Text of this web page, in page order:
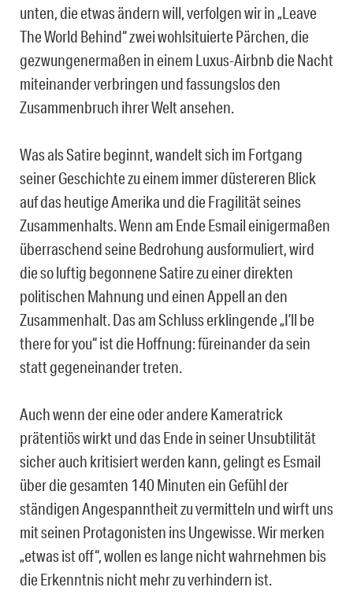
unten, die etwas ändern will, verfolgen wir in „Leave
The World Behind“ zwei wohlsituierte Pärchen, die
gezwungenermaßen in einem Luxus-Airbnb die Nacht
miteinander verbringen und fassungslos den
Zusammenbruch ihrer Welt ansehen.
Was als Satire beginnt, wandelt sich im Fortgang
seiner Geschichte zu einem immer düstereren Blick
auf das heutige Amerika und die Fragilität seines
Zusammenhalts. Wenn am Ende Esmail einigermaßen
überraschend seine Bedrohung ausformuliert, wird
die so luftig begonnene Satire zu einer direkten
politischen Mahnung und einen Appell an den
Zusammenhalt. Das am Schluss erklingende „I’ll be
there for you“ ist die Hoffnung: füreinander da sein
statt gegeneinander treten.
Auch wenn der eine oder andere Kameratrick
prätentiös wirkt und das Ende in seiner Unsubtilität
sicher auch kritisiert werden kann, gelingt es Esmail
über die gesamten 140 Minuten ein Gefühl der
ständigen Angespanntheit zu vermitteln und wirft uns
mit seinen Protagonisten ins Ungewisse. Wir merken
„etwas ist off“, wollen es lange nicht wahrnehmen bis
die Erkenntnis nicht mehr zu verhindern ist.